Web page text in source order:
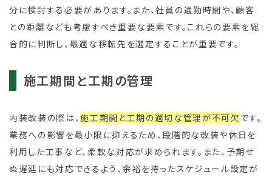
分に検討する必要があります。また、社員の通勤時間や、顧客
との距離なども考慮すべき重要な要素です。これらの要素を総
合的に判断し、最適な移転先を選定することが重要です。
施工期間と工期の管理
内装改装の際は、施工期間と工期の適切な管理が不可欠 です。
業務への影響を最小限に抑えるため、段階的な改装や休日を
利用した工事など、柔軟な対応が求められます。また、予期せ
ぬ遅延にも対応できるよう、余裕を持ったスケジュール設定が